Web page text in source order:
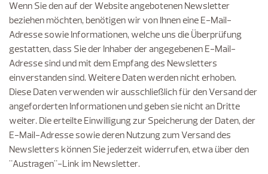
Wenn Sie den auf der Website angebotenen Newsletter
beziehen möchten, benötigen wir von Ihnen eine E-Mail-
Adresse sowie Informationen, welche uns die Überprüfung
gestatten, dass Sie der Inhaber der angegebenen E-Mail-
Adresse sind und mit dem Empfang des Newsletters
einverstanden sind. Weitere Daten werden nicht erhoben.
Diese Daten verwenden wir ausschließlich für den Versand der
angeforderten Informationen und geben sie nicht an Dritte
weiter. Die erteilte Einwilligung zur Speicherung der Daten, der
E-Mail-Adresse sowie deren Nutzung zum Versand des
Newsletters können Sie jederzeit widerrufen, etwa über den
"Austragen"-Link im Newsletter.